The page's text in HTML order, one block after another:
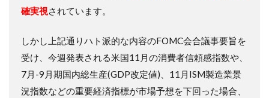
確実視されています。
しかし上記通りハト派的な内容のFOMC会合議事要旨を
受け、今週発表される米国11月の消費者信頼感指数や、
7月-9月期国内総生産(GDP改定値)、11月ISM製造業景
況指数などの重要経済指標が市場予想を下回った場合、